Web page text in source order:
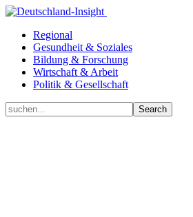
Regional
Gesundheit & Soziales
Bildung & Forschung
Wirtschaft & Arbeit
Politik & Gesellschaft